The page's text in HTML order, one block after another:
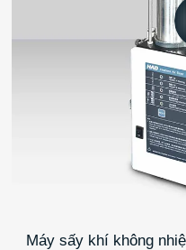
Máy sấy khí không